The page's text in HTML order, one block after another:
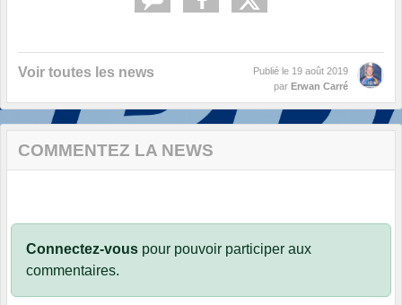
Voir toutes les news Publié le 19 août 2019
par Erwan Carré
COMMENTEZ LA NEWS
Connectez-vous pour pouvoir participer aux
commentaires.